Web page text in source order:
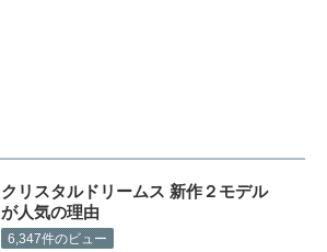
クリスタルドリームス 新作２モデル
が人気の理由
6,347件のビュー